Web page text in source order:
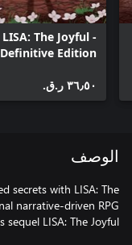
LISA: The Joyful -
Definitive Edition
٣٦٫٥٠ ر.ق.‏
الوصف
secrets with LISA: The
narrative-driven RPG